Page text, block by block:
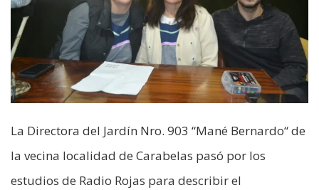
La Directora del Jardín Nro. 903 “Mané Bernardo“ de
la vecina localidad de Carabelas pasó por los
estudios de Radio Rojas para describir el